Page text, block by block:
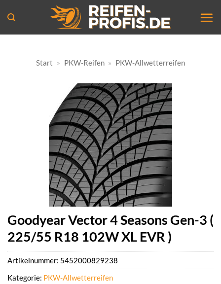
Inhalt
springen
Start » PKW-Reifen » PKW-Allwetterreifen
Goodyear Vector 4 Seasons Gen-3 (
225/55 R18 102W XL EVR )
Artikelnummer: 5452000829238
Kategorie: PKW-Allwetterreifen